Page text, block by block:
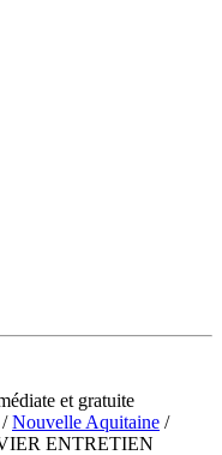
et gratuite
/Nouvelle Aquitaine /
ENTRETIEN